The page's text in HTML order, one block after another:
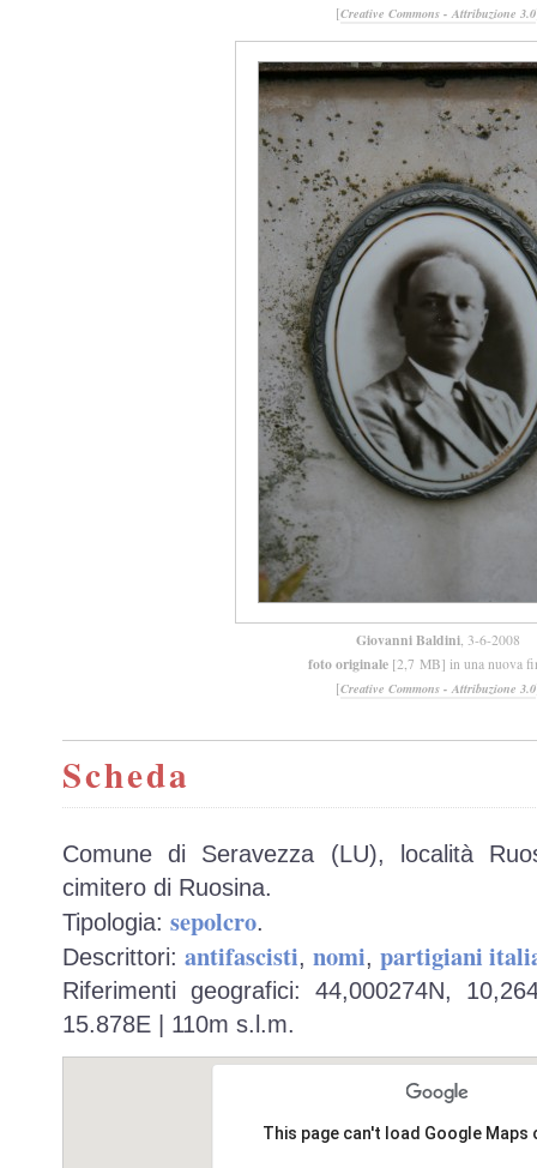
[Creative Commons - Attribuzione 3.0
Giovanni Baldini , 3-6-2008
foto originale [2,7 MB] in una nuova
[Creative Commons - Attribuzione 3.0
Scheda
Comune di Seravezza (LU), località
cimitero di Ruosina.
Tipologia: sepolcro.
Descrittori: antifascisti, nomi, partigiani
Riferimenti geografici: 44,000274N,
15.878E | 110m s.l.m.
This page can't load Google